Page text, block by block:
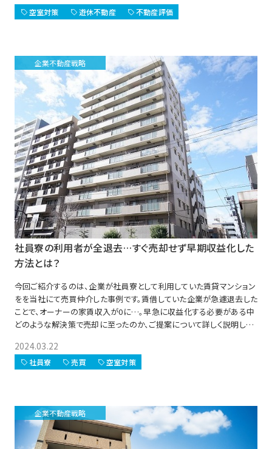
ートに眠る資産をどう活かすか」という問いが、株主との対話の中で頻
空室対策 遊休不動産 不動産評価
企業不動産戦略
社員寮の利用者が全退去…すぐ売却せず早期収益化した
方法とは？
今回ご紹介するのは、企業が社員寮として利用していた賃貸マンション
をを当社にて売買仲介した事例です。賃借していた企業が急遽退去した
ことで、オーナーの家賃収入が0に…。早急に収益化する必要がある中
どのような解決策で売却に至ったのか、ご提案について詳しく説明しま
2024.03.22
社員寮 売買 空室対策
企業不動産戦略